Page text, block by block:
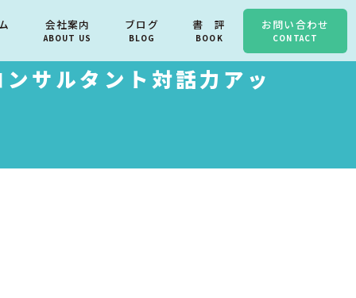
会社案内
ABOUT US
ブログ
BLOG
書 評
BOOK
お問い合わせ
CONTACT
サルタント対話力アッ